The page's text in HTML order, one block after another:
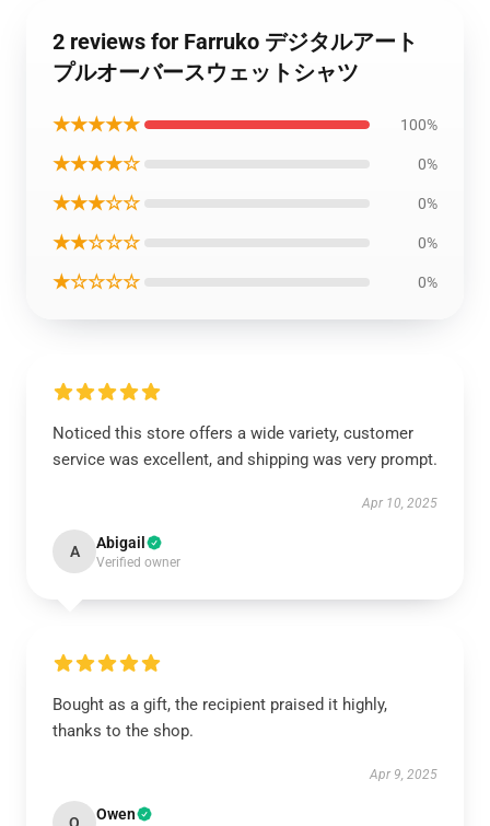
2 reviews for Farruko デジタルアート
プルオーバースウェットシャツ
★★★★★ 100%
★★★★☆ 0%
★★★☆☆ 0%
★★☆☆☆ 0%
★☆☆☆☆ 0%
Noticed this store offers a wide variety, customer
service was excellent, and shipping was very prompt.
Apr 10, 2025
A Abigail
Verified owner
Bought as a gift, the recipient praised it highly,
thanks to the shop.
Apr 9, 2025
Owen